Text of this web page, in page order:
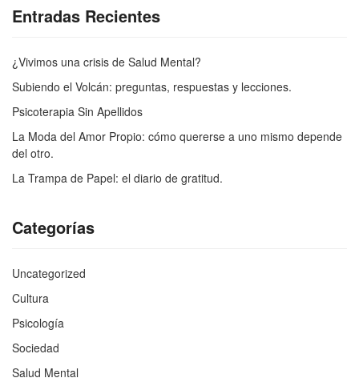
Entradas Recientes
¿Vivimos una crisis de Salud Mental?
Subiendo el Volcán: preguntas, respuestas y lecciones.
Psicoterapia Sin Apellidos
La Moda del Amor Propio: cómo quererse a uno mismo depende
del otro.
La Trampa de Papel: el diario de gratitud.
Categorías
Uncategorized
Cultura
Psicología
Sociedad
Salud Mental